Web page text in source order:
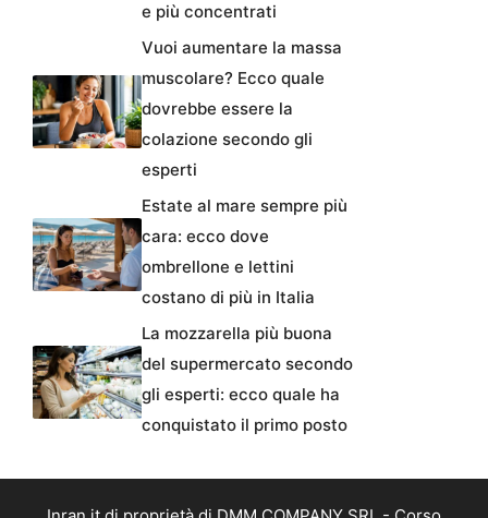
e più concentrati
Vuoi aumentare la massa
muscolare? Ecco quale
dovrebbe essere la
colazione secondo gli
esperti
Estate al mare sempre più
cara: ecco dove
ombrellone e lettini
costano di più in Italia
La mozzarella più buona
del supermercato secondo
gli esperti: ecco quale ha
conquistato il primo posto